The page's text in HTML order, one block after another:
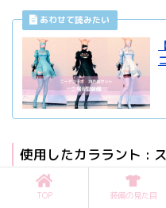
使用したカララント :
TOP 装備の見た目